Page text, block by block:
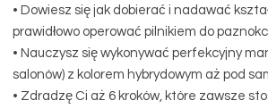
• Dowiesz się jak dobierać i nadawać
prawidłowo operować pilnikiem do
• Nauczysz się wykonywać perfekcyjny
salonów) z kolorem hybrydowym aż pod
• Zdradzę Ci aż 6 kroków, które zawsze